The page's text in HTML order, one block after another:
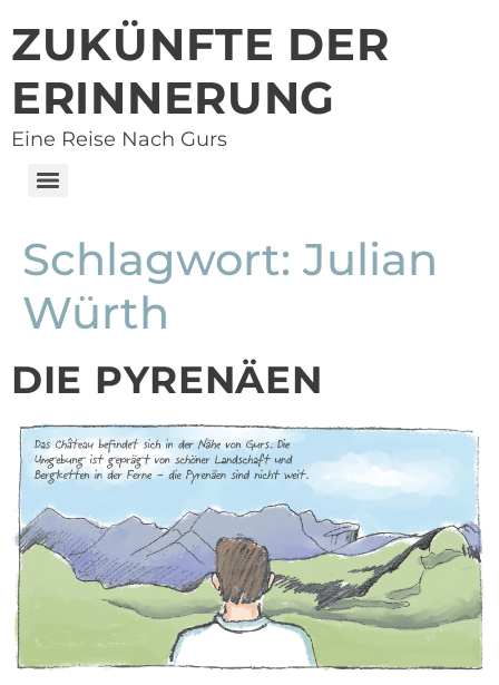
ZUKÜNFTE DER
ERINNERUNG
Eine Reise Nach Gurs
Schlagwort: Julian
Würth
DIE PYRENÄEN